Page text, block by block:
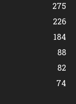
275
226
184
88
82
74